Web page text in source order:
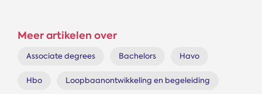
Meer artikelen over
Associate degrees Bachelors Havo
Hbo Loopbaanontwikkeling en begeleiding